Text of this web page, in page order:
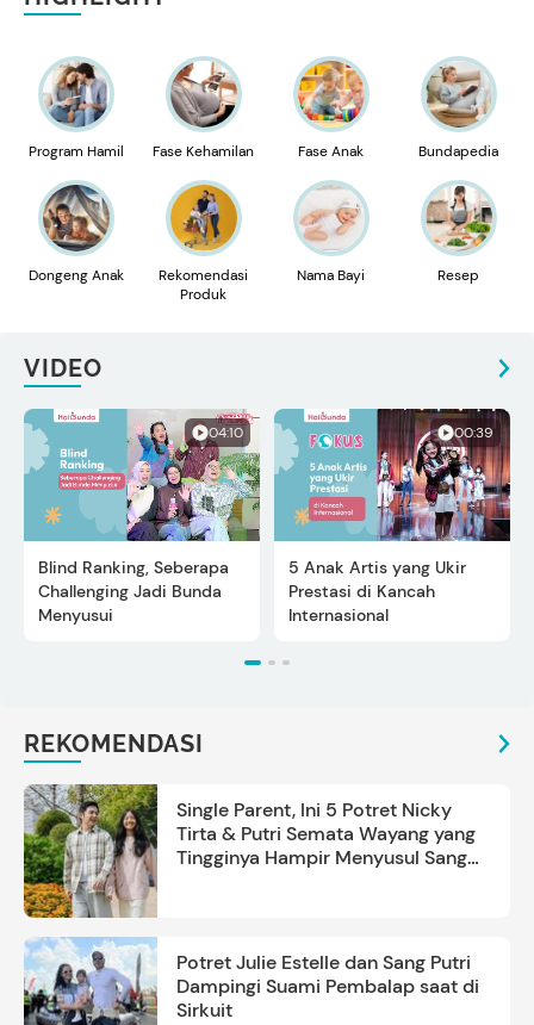
Program Hamil Fase Kehamilan Fase Anak Bundapedia
Dongeng Anak
Rekomendasi
Produk
Nama Bayi Resep
VIDEO
04:10
Blind Ranking, Seberapa
Challenging Jadi Bunda
Menyusui
00:39
5 Anak Artis yang Ukir
Prestasi di Kancah
Internasional
REKOMENDASI
Single Parent, Ini 5 Potret Nicky
Tirta & Putri Semata Wayang yang
Tingginya Hampir Menyusul Sang
Potret Julie Estelle dan Sang Putri
Dampingi Suami Pembalap saat di
Sirkuit